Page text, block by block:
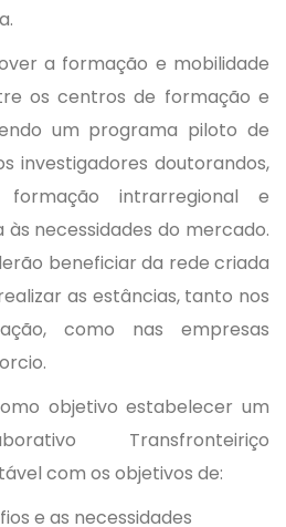
a formação e mobilidade
os centros de formação e
um programa piloto de
investigadores doutorandos,
intrarregional e
necessidades do mercado.
beneficiar da rede criada
as estâncias, tanto nos
como nas empresas
objetivo estabelecer um
Transfronteiriço
com os objetivos de:
e as necessidades